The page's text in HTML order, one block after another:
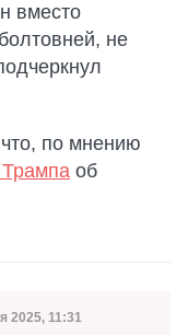
вместо
не
по мнению
об
2025, 11:31